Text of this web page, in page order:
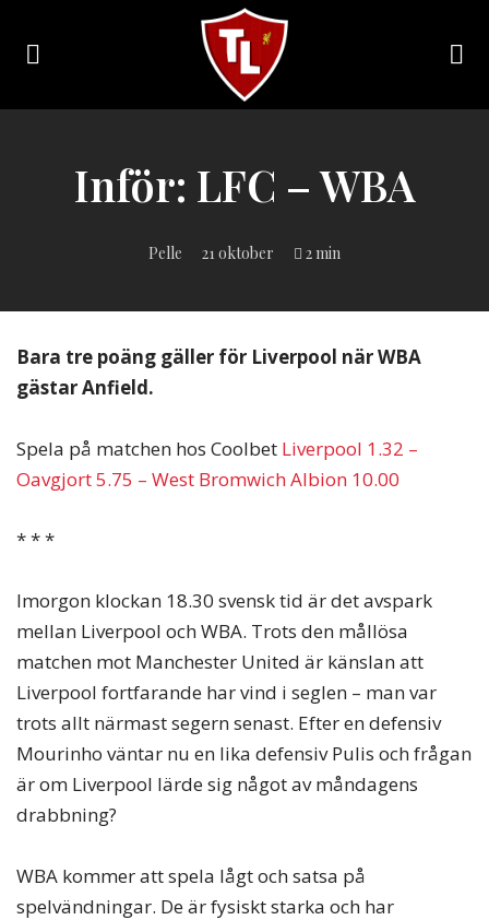
Sveriges
online
magazine!
Inför: LFC – WBA
Pelle 21 oktober 2 min
Bara tre poäng gäller för Liverpool när WBA
gästar Anfield.
Spela på matchen hos Coolbet Liverpool 1.32 –
Oavgjort 5.75 – West Bromwich Albion 10.00
* * *
Imorgon klockan 18.30 svensk tid är det avspark
mellan Liverpool och WBA. Trots den mållösa
matchen mot Manchester United är känslan att
Liverpool fortfarande har vind i seglen – man var
trots allt närmast segern senast. Efter en defensiv
Mourinho väntar nu en lika defensiv Pulis och frågan
är om Liverpool lärde sig något av måndagens
drabbning?
WBA kommer att spela lågt och satsa på
spelvändningar. De är fysiskt starka och har